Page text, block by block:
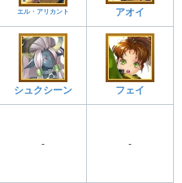
エル・アリカント アオイ
シュクシーン フェイ
- -